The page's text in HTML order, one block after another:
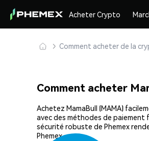
Acheter Crypto
Comment acheter de la
Comment acheter
Achetez MamaBull (MAMA)
avec des méthodes de paiement
sécurité robuste de Phemex
Phemex.